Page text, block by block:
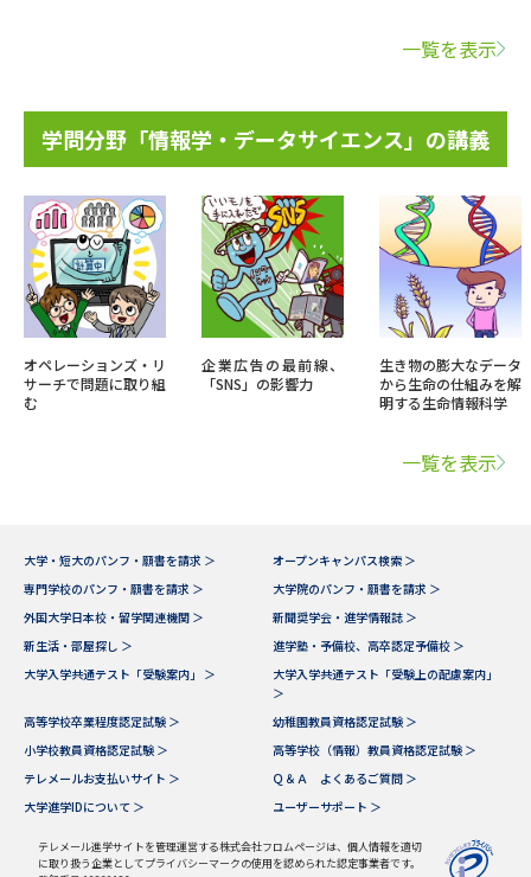
一覧を表示
学問分野「情報学・データサイエンス」の講義
オペレーションズ・リ
サーチで問題に取り組
む
企業広告の最前線、
「SNS」の影響力
生き物の膨大なデータ
から生命の仕組みを解
明する生命情報科学
一覧を表示
大学・短大のパンフ・願書を請求 ＞
オープンキャンパス検索 ＞
専門学校のパンフ・願書を請求 ＞
大学院のパンフ・願書を請求 ＞
外国大学日本校・留学関連機関 ＞
新聞奨学会・進学情報誌 ＞
新生活・部屋探し ＞
進学塾・予備校、高卒認定予備校 ＞
大学入学共通テスト「受験案内」 ＞
大学入学共通テスト「受験上の配慮案内」
＞
高等学校卒業程度認定試験 ＞
幼稚園教員資格認定試験 ＞
小学校教員資格認定試験 ＞
高等学校（情報）教員資格認定試験 ＞
テレメールお支払いサイト ＞
Ｑ＆Ａ よくあるご質問 ＞
大学進学IDについて ＞
ユーザーサポート ＞
テレメール進学サイトを管理運営する株式会社フロムページは、個人情報を適切
に取り扱う企業としてプライバシーマークの使用を認められた認定事業者です。